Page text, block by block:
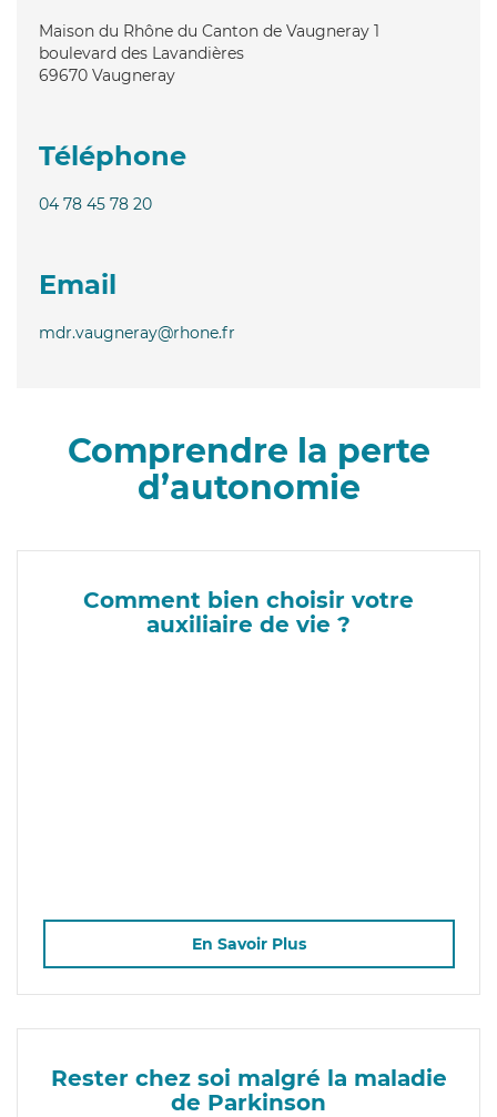
Maison du Rhône du Canton de Vaugneray 1
boulevard des Lavandières
69670 Vaugneray
Téléphone
04 78 45 78 20
Email
mdr.vaugneray@rhone.fr
Comprendre la perte
d’autonomie
Comment bien choisir votre
auxiliaire de vie ?
En Savoir Plus
Rester chez soi malgré la maladie
de Parkinson